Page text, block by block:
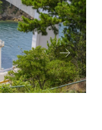
Next